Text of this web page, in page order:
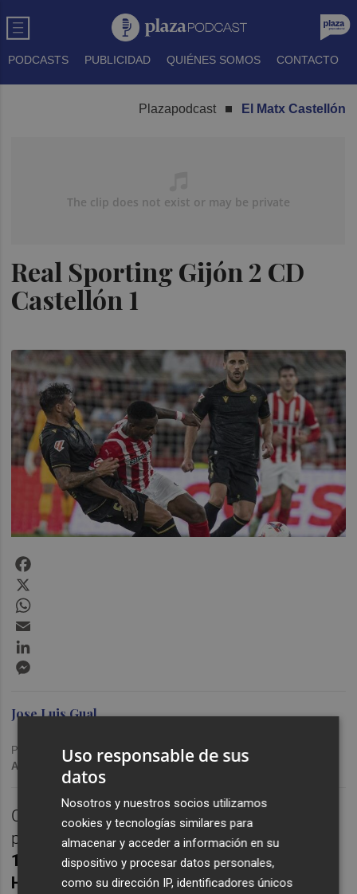
PODCASTS PUBLICIDAD QUIÉNES SOMOS CONTACTO
Plazapodcast El Matx Castellón
Real Sporting Gijón 2 CD
Castellón 1
Jose Luis Gual
Publicado: 14/10/2024 ·21:35
Actualizado: 14/10/2024 · 22:05
CASTELLÓ. Transmisión íntegra del
partido: Real Sporting Gijón2 CD Castellón
1
correspondiente a la 9ª jornada de la
Hypermotion . Con la narración deJosé Luis
Uso responsable de sus
datos
Nosotros y nuestros socios utilizamos
cookies y tecnologías similares para
almacenar y acceder a información en su
dispositivo y procesar datos personales,
como su dirección IP, identificadores únicos